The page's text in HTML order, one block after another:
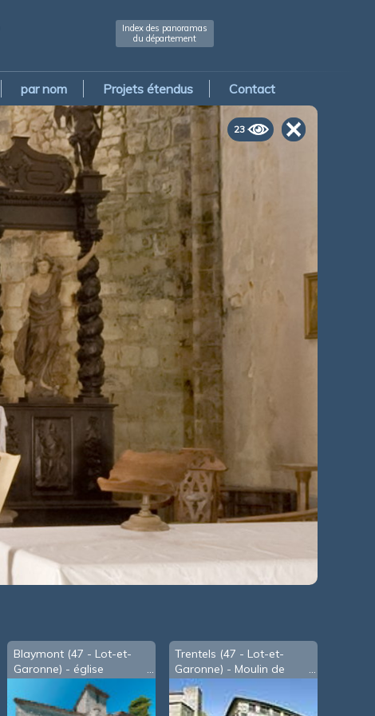
Index des panoramas
du département
par nom Projets étendus Contact
23
Blaymont (47 - Lot-et-
Garonne) - église
Trentels (47 - Lot-et-
Garonne) - Moulin de
Lustrac